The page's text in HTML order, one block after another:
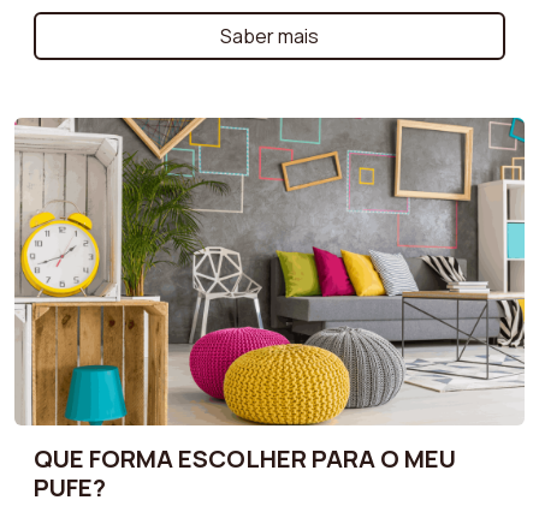
um modelo maior para uma sala de estar espaçosa,
o nosso guia de compras ajuda você a selecionar as
dimensões ideais. Considere o tamanho da sua
necessidades de conforto para encontrar a
poltrona que se adapta perfeitamente ao seu
interior, sem sobrecarregar o espaço. Otimize a sua
decoração com uma poltrona que combine
conforto e proporções equilibradas!
Saber mais
QUE FORMA ESCOLHER PARA O MEU
PUFE?